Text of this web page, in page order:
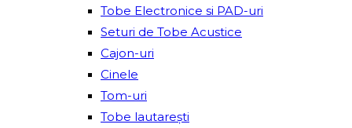
Tobe Electronice si PAD-uri
Seturi de Tobe Acustice
Cajon-uri
Cinele
Tom-uri
Tobe lautareşti